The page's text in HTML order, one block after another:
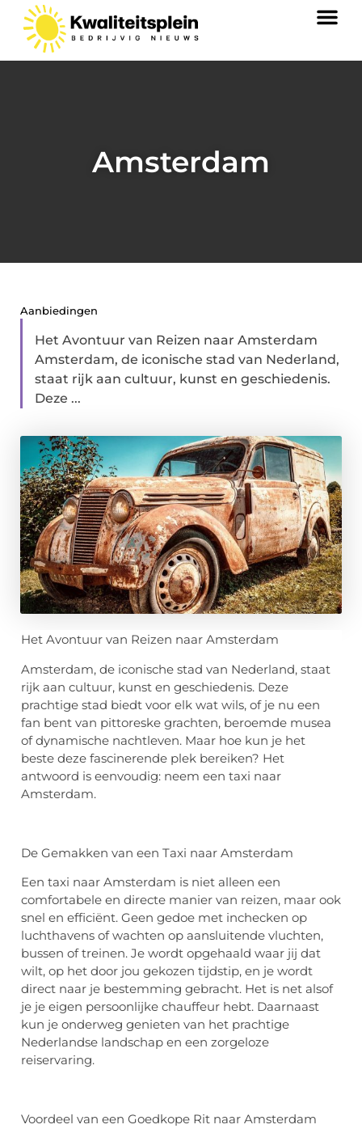
Amsterdam
Aanbiedingen
Het Avontuur van Reizen naar Amsterdam
Amsterdam, de iconische stad van Nederland,
staat rijk aan cultuur, kunst en geschiedenis.
Deze ...
Het Avontuur van Reizen naar Amsterdam
Amsterdam, de iconische stad van Nederland, staat
rijk aan cultuur, kunst en geschiedenis. Deze
prachtige stad biedt voor elk wat wils, of je nu een
fan bent van pittoreske grachten, beroemde musea
of dynamische nachtleven. Maar hoe kun je het
beste deze fascinerende plek bereiken? Het
antwoord is eenvoudig: neem een taxi naar
Amsterdam.
De Gemakken van een Taxi naar Amsterdam
Een taxi naar Amsterdam is niet alleen een
comfortabele en directe manier van reizen, maar ook
snel en efficiënt. Geen gedoe met inchecken op
luchthavens of wachten op aansluitende vluchten,
bussen of treinen. Je wordt opgehaald waar jij dat
wilt, op het door jou gekozen tijdstip, en je wordt
direct naar je bestemming gebracht. Het is net alsof
je je eigen persoonlijke chauffeur hebt. Daarnaast
kun je onderweg genieten van het prachtige
Nederlandse landschap en een zorgeloze
reiservaring.
Voordeel van een Goedkope Rit naar Amsterdam